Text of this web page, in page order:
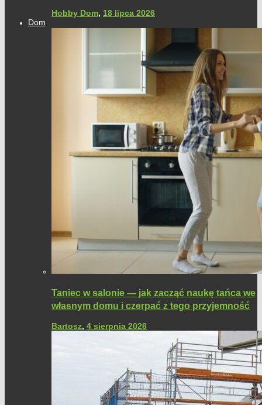
Hobby Dom, 18 lipca 2026
Dom
Taniec w salonie — jak zacząć naukę tańca we
własnym domu i czerpać z tego przyjemność
Bartosz, 4 sierpnia 2026